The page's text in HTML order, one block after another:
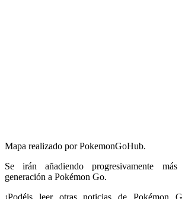
Mapa realizado por PokemonGoHub.
Se irán añadiendo progresivamente
generación a Pokémon Go.
¡Podéis leer otras noticias de Pokémon